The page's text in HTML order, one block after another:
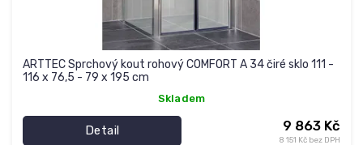
ARTTEC Sprchový kout rohový COMFORT A 34 čiré sklo 111 -
116 x 76,5 - 79 x 195 cm
Skladem
8 151 Kč bez DPH
9 863 Kč
Detail